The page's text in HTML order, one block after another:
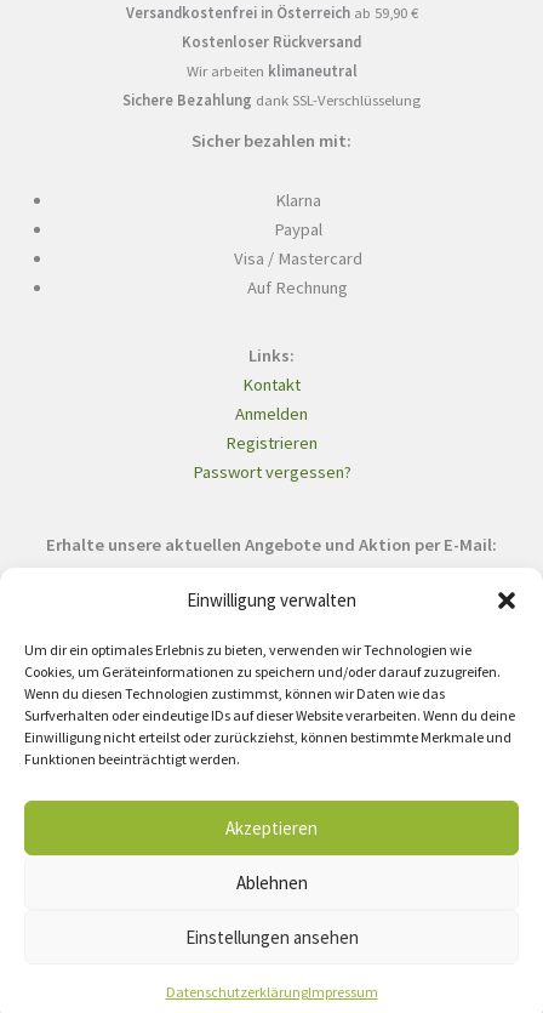
Einwilligung verwalten
Um dir ein optimales Erlebnis zu bieten, verwenden wir Technologien wie
Cookies, um Geräteinformationen zu speichern und/oder darauf zuzugreifen.
Wenn du diesen Technologien zustimmst, können wir Daten wie das
Surfverhalten oder eindeutige IDs auf dieser Website verarbeiten. Wenn du deine
Einwilligung nicht erteilst oder zurückziehst, können bestimmte Merkmale und
Funktionen beeinträchtigt werden.
Akzeptieren
Ablehnen
Einstellungen ansehen
DatenschutzerklärungImpressum
Versandkostenfrei in Österreichab 59,90 €
Kostenloser Rückversand
Wir arbeiten klimaneutral
Sichere Bezahlung dank SSL-Verschlüsselung
Sicher bezahlen mit:
Klarna
Paypal
Visa / Mastercard
Auf Rechnung
Links:
Kontakt
Anmelden
Registrieren
Passwort vergessen?
Erhalte unsere aktuellen Angebote und Aktion per E-Mail:
Mit der Anmeldung zu unserem Newsletter, stimmst du unseren
Datenschutzbestimmungen
|Widerrufsrecht|Allgemeine Geschäftsbedingungen